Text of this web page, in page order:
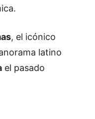
, el icónico
latino
el pasado